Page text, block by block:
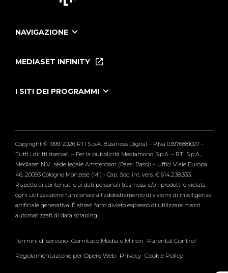
NAVIGAZIONE
Le Iene Presentano Inside
Tutti i servizi
MEDIASET INFINITY
I SITI DEI PROGRAMMI
Verissimo
Copyright © 1999-2026 RTI S.p.A. Business Digital – P.Iva 03976881007 –
Tutti i diritti riservati – Per la pubblicità Mediamond S.p.A. – RTI S.p.A.,
Mediaset N.V., sede legale Amsterdam (Paesi Bassi) – Uffici Viale Europa
46, 20093 Cologno Monzese (MI) - Cap. Soc. int. vers. € 614.238.333.
Rispetto ai contenuti e ai dati personali trasmessi e/o riprodotti è vietata
ogni utilizzazione funzionale all'addestramento di sistemi di intelligenza
artificiale generativa. È altresì fatto divieto espresso di utilizzare mezzi
automatizzati di data scraping.
Termini di servizio Comitato Media e Minori Parental Control
Regolamentazione per Opere Web Privacy Cookie Policy